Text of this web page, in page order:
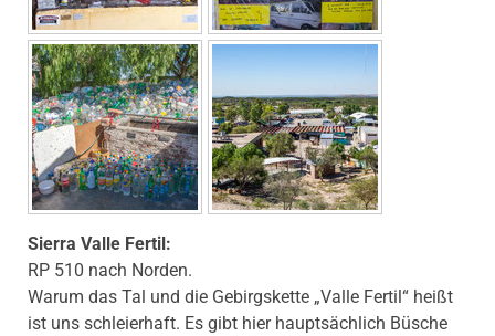
Sierra Valle Fertil:
RP 510 nach Norden.
Warum das Tal und die Gebirgskette „Valle Fertil“ heißt
ist uns schleierhaft. Es gibt hier hauptsächlich Büsche